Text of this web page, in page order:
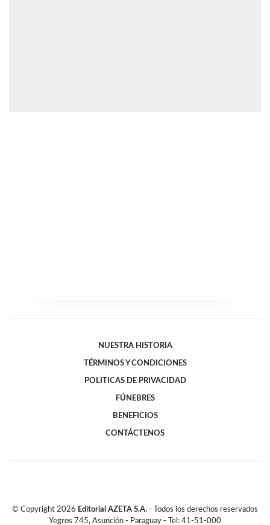
NUESTRA HISTORIA
TÉRMINOS Y CONDICIONES
POLITICAS DE PRIVACIDAD
FÚNEBRES
BENEFICIOS
CONTÁCTENOS
© Copyright 2026 Editorial AZETA S.A. - Todos los derechos reservados
Yegros 745, Asunción - Paraguay - Tel: 41-51-000